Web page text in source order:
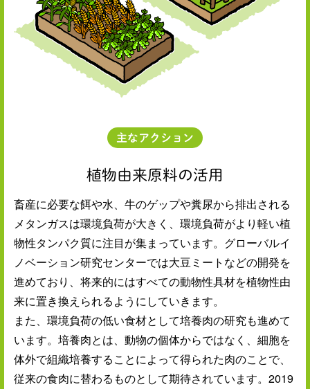
主なアクション
植物由来原料の活用
畜産に必要な餌や水、牛のゲップや糞尿から排出される
メタンガスは環境負荷が大きく、環境負荷がより軽い植
物性タンパク質に注目が集まっています。グローバルイ
ノベーション研究センターでは大豆ミートなどの開発を
進めており、将来的にはすべての動物性具材を植物性由
来に置き換えられるようにしていきます。
また、環境負荷の低い食材として培養肉の研究も進めて
います。培養肉とは、動物の個体からではなく、細胞を
体外で組織培養することによって得られた肉のことで、
従来の食肉に替わるものとして期待されています。2019